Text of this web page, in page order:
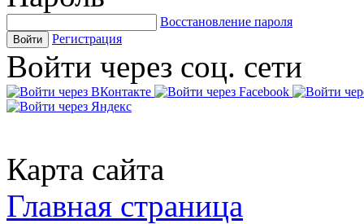
Восстановление пароля
Войти Регистрация
Войти через соц. сети
Карта сайта
Главная страница